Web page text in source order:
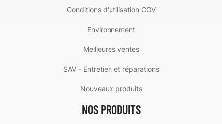
Conditions d'utilisation CGV
Environnement
Meilleures ventes
SAV - Entretien et réparations
Nouveaux produits
NOS PRODUITS